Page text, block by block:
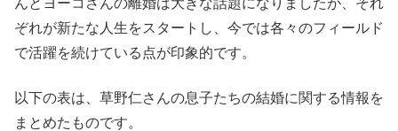
んとヨーコさんの離婚は大きな話題になりましたが、それ
ぞれが新たな人生をスタートし、今では各々のフィールド
で活躍を続けている点が印象的です。
以下の表は、草野仁さんの息子たちの結婚に関する情報を
まとめたものです。